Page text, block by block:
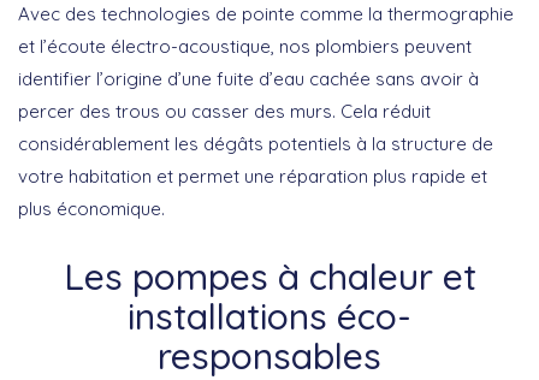
Avec des technologies de pointe comme la thermographie
et l’écoute électro-acoustique, nos plombiers peuvent
identifier l’origine d’une fuite d’eau cachée sans avoir à
percer des trous ou casser des murs. Cela réduit
considérablement les dégâts potentiels à la structure de
votre habitation et permet une réparation plus rapide et
plus économique.
Les pompes à chaleur et
installations éco-
responsables